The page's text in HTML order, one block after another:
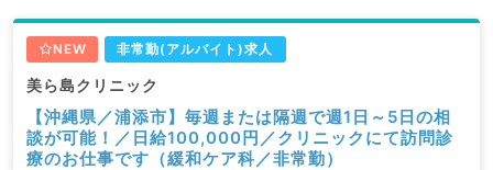
NEW 非常勤(アルバイト)求人
美ら島クリニック
【沖縄県／浦添市】毎週または隔週で週1日～5日の相
談が可能！／日給100,000円／クリニックにて訪問診
療のお仕事です（緩和ケア科／非常勤）